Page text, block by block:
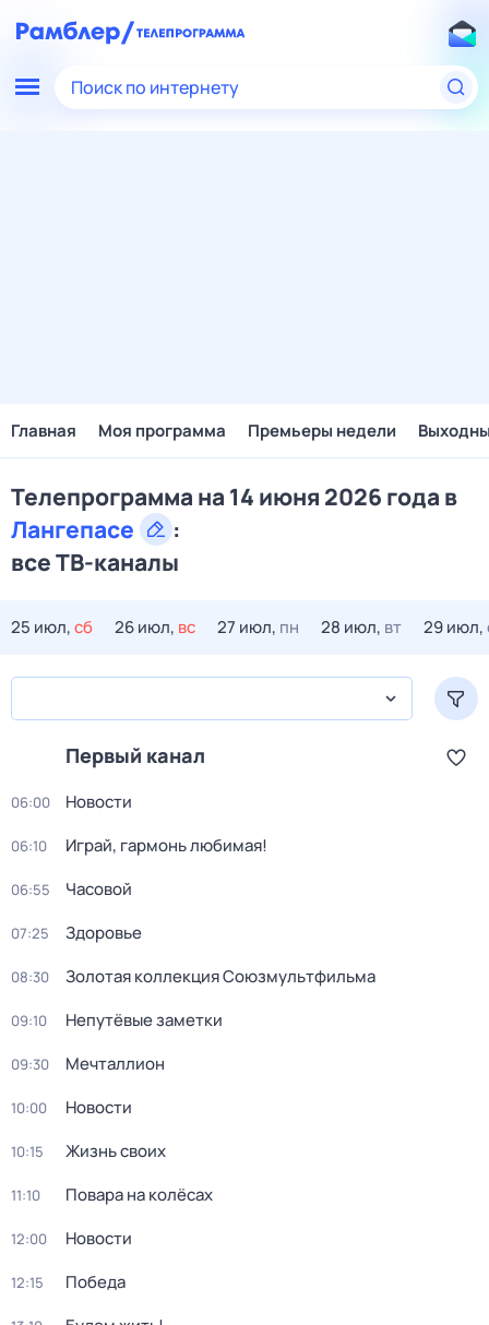
Поиск по интернету
Главная Моя программа Премьеры недели
Телепрограмма на 14 июня 2026 года в
Лангепасе
:
все ТВ-каналы
25 июл,сб 26 июл, вс 27 июл, пн 28 июл, вт 29 июл,
Первый канал
06:00 Новости
06:10 Играй, гармонь любимая!
06:55 Часовой
07:25 Здоровье
08:30 Золотая коллекция Союзмультфильма
09:10 Непутёвые заметки
09:30 Мечталлион
10:00 Новости
10:15 Жизнь своих
11:10 Повара на колёсах
12:00 Новости
12:15 Победа